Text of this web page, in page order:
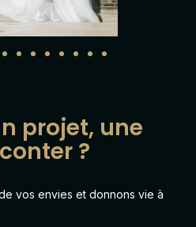
projet, une
?
vos envies et donnons vie à